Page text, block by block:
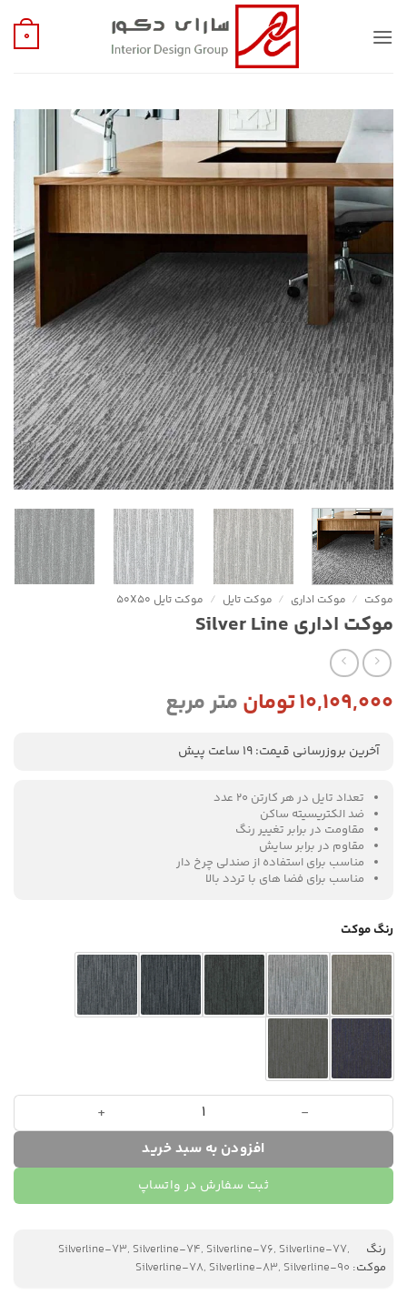
0
موکت / موکت اداری / موکت تایل / موکت تایل 50X50
موکت اداری Silver Line
۱۰,۱۰۹,۰۰۰تومانمتر مربع
آخرین بروزرسانی قیمت: 19 ساعت پیش
تعداد تایل در هر کارتن
ضد الکتریسیته ساکن
مقاومت در برابر تغییر رنگ
مقاوم در برابر سایش
مناسب برای استفاده از صندلی چرخ دار
مناسب برای فضا های با تردد بالا
رنگ موکت
موکت اداری Silver Line عدد
افزودن به سبد خرید
ثبت سفارش در واتساپ
رنگ
موکت:
Silverline-73, Silverline-74, Silverline-76, Silverline-77,
Silverline-78, Silverline-83, Silverline-90